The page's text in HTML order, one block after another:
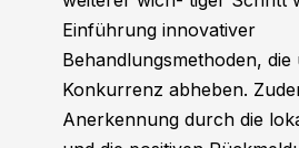
Einführung innovativer
Behandlungsmethoden,
Konkurrenz abheben.
Anerkennung durch die